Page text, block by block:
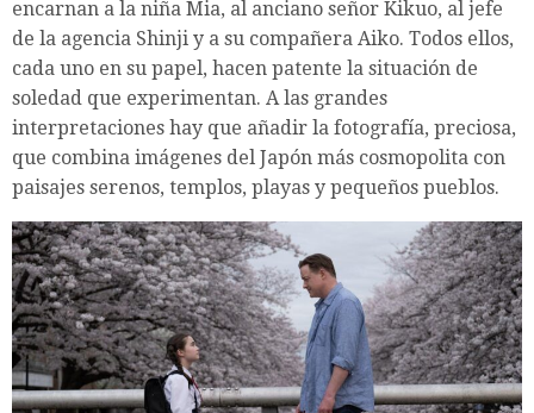
encarnan a la niña Mia, al anciano señor Kikuo, al jefe
de la agencia Shinji y a su compañera Aiko. Todos ellos,
cada uno en su papel, hacen patente la situación de
soledad que experimentan. A las grandes
interpretaciones hay que añadir la fotografía, preciosa,
que combina imágenes del Japón más cosmopolita con
paisajes serenos, templos, playas y pequeños pueblos.